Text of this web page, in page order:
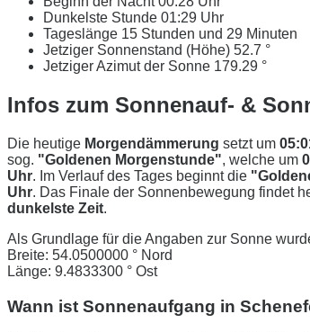
Dunkelste Stunde 01:29 Uhr
Tageslänge 15 Stunden und 29 Minuten
Jetziger Sonnenstand (Höhe) 52.7 °
Jetziger Azimut der Sonne 179.29 °
Infos zum Sonnenauf- &
Die heutige Morgendämmerung setzt um
sog. "Goldenen Morgenstunde", welche um
Uhr. Im Verlauf des Tages beginnt die
Uhr. Das Finale der Sonnenbewegung findet
dunkelste Zeit.
Als Grundlage für die Angaben zur Sonne
Breite: 54.0500000 ° Nord
Länge: 9.4833300 ° Ost
Wann ist Sonnenaufgang in